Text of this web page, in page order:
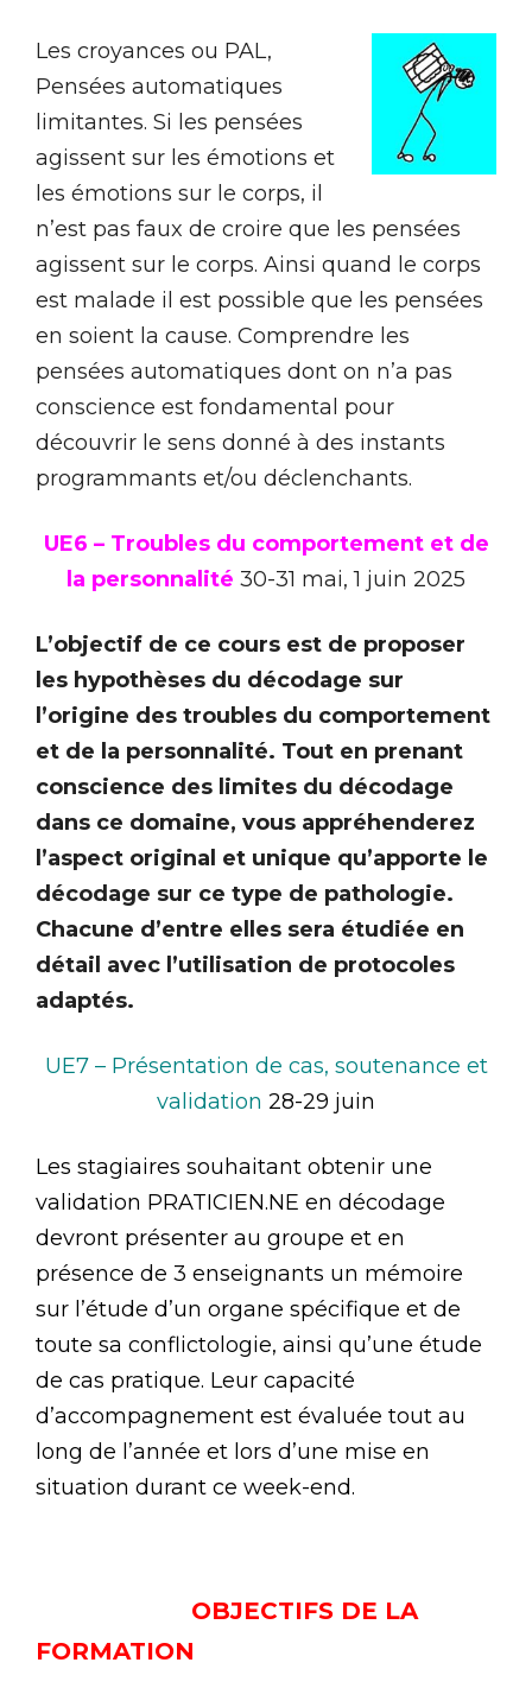
Les croyances ou PAL,
Pensées automatiques
limitantes. Si les pensées
agissent sur les émotions et
les émotions sur le corps, il
n’est pas faux de croire que les pensées
agissent sur le corps. Ainsi quand le corps
est malade il est possible que les pensées
en soient la cause. Comprendre les
pensées automatiques dont on n’a pas
conscience est fondamental pour
découvrir le sens donné à des instants
programmants et/ou déclenchants.
UE6 – Troubles du comportement et de
la personnalité 30-31 mai, 1 juin 2025
L’objectif de ce cours est de proposer
les hypothèses du décodage sur
l’origine des troubles du comportement
et de la personnalité. Tout en prenant
conscience des limites du décodage
dans ce domaine, vous appréhenderez
l’aspect original et unique qu’apporte le
décodage sur ce type de pathologie.
Chacune d’entre elles sera étudiée en
détail avec l’utilisation de protocoles
adaptés.
UE7 – Présentation de cas, soutenance et
validation 28-29 juin
Les stagiaires souhaitant obtenir une
validation PRATICIEN.NE en décodage
devront présenter au groupe et en
présence de 3 enseignants un mémoire
sur l’étude d’un organe spécifique et de
toute sa conflictologie, ainsi qu’une étude
de cas pratique. Leur capacité
d’accompagnement est évaluée tout au
long de l’année et lors d’une mise en
situation durant ce week-end.
OBJECTIFS DE LA
FORMATION